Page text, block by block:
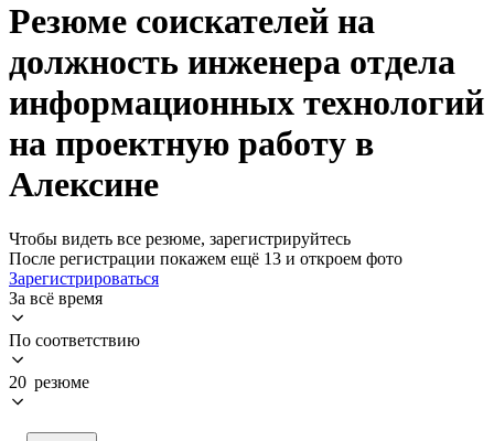
Резюме соискателей на
должность инженера отдела
информационных технологий
на проектную работу в
Алексине
Чтобы видеть все резюме, зарегистрируйтесь
После регистрации покажем ещё 13 и откроем фото
Зарегистрироваться
За всё время
По соответствию
20 резюме